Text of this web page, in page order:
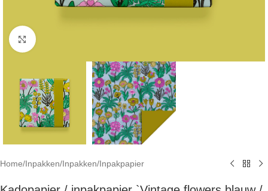
Click to enlarge
Home/Inpakken/Inpakken/Inpakpapier